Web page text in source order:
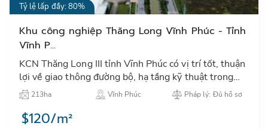
Tỷ lệ lấp đầy: 80%
Khu công nghiệp Thăng Long Vĩnh Phúc - Tỉnh
Vĩnh P...
KCN Thăng Long III tỉnh Vĩnh Phúc có vị trí tốt, thuận
lợi về giao thông đường bộ, hạ tầng kỹ thuật trong
đồng bộ hiện đại ưu tiên thu hút các nhà đầu tư đến
từ…
213ha Vĩnh Phúc Pháp lý: Đủ hồ sơ
$120/m²